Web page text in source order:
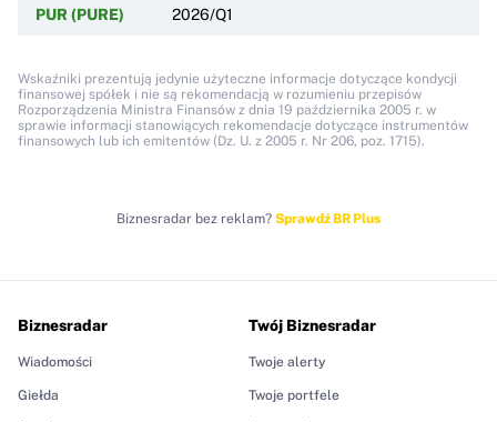
PUR (PURE) 2026/Q1
Wskaźniki prezentują jedynie użyteczne informacje dotyczące kondycji
finansowej spółek i nie są rekomendacją w rozumieniu przepisów
Rozporządzenia Ministra Finansów z dnia 19 października 2005 r. w
sprawie informacji stanowiących rekomendacje dotyczące instrumentów
finansowych lub ich emitentów (Dz. U. z 2005 r. Nr 206, poz. 1715).
Biznesradar bez reklam? Sprawdź BR Plus
Biznesradar
Wiadomości
Giełda
Twój Biznesradar
Twoje alerty
Twoje portfele